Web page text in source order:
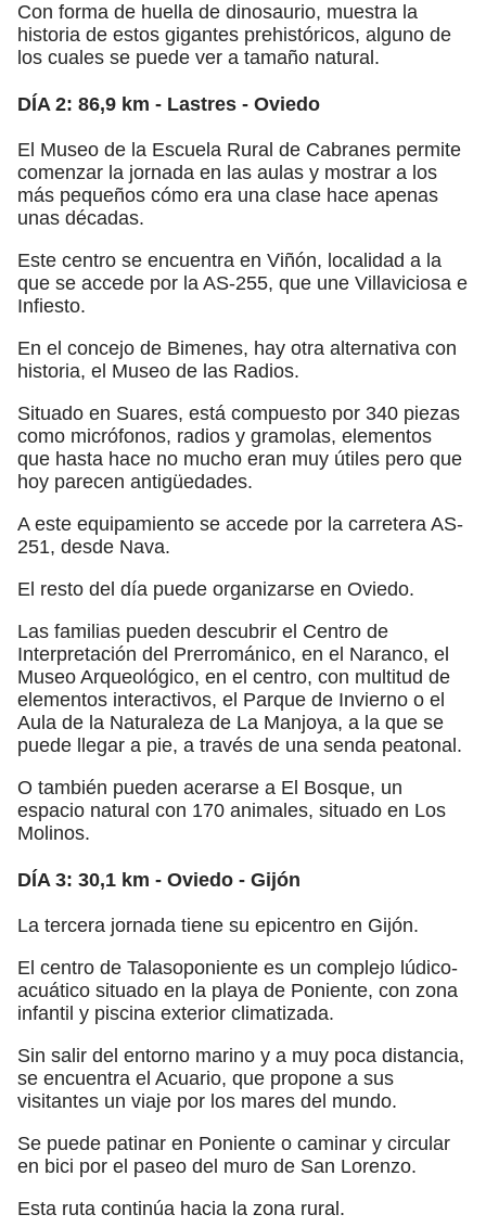
Con forma de huella de dinosaurio, muestra la
historia de estos gigantes prehistóricos, alguno de
los cuales se puede ver a tamaño natural.
DÍA 2: 86,9 km - Lastres - Oviedo
El Museo de la Escuela Rural de Cabranes permite
comenzar la jornada en las aulas y mostrar a los
más pequeños cómo era una clase hace apenas
unas décadas.
Este centro se encuentra en Viñón, localidad a la
que se accede por la AS-255, que une Villaviciosa e
Infiesto.
En el concejo de Bimenes, hay otra alternativa con
historia, el Museo de las Radios.
Situado en Suares, está compuesto por 340 piezas
como micrófonos, radios y gramolas, elementos
que hasta hace no mucho eran muy útiles pero que
hoy parecen antigüedades.
A este equipamiento se accede por la carretera AS-
251, desde Nava.
El resto del día puede organizarse en Oviedo.
Las familias pueden descubrir el Centro de
Interpretación del Prerrománico, en el Naranco, el
Museo Arqueológico, en el centro, con multitud de
elementos interactivos, el Parque de Invierno o el
Aula de la Naturaleza de La Manjoya, a la que se
puede llegar a pie, a través de una senda peatonal.
O también pueden acerarse a El Bosque, un
espacio natural con 170 animales, situado en Los
Molinos.
DÍA 3: 30,1 km - Oviedo - Gijón
La tercera jornada tiene su epicentro en Gijón.
El centro de Talasoponiente es un complejo lúdico-
acuático situado en la playa de Poniente, con zona
infantil y piscina exterior climatizada.
Sin salir del entorno marino y a muy poca distancia,
se encuentra el Acuario, que propone a sus
visitantes un viaje por los mares del mundo.
Se puede patinar en Poniente o caminar y circular
en bici por el paseo del muro de San Lorenzo.
Esta ruta continúa hacia la zona rural.